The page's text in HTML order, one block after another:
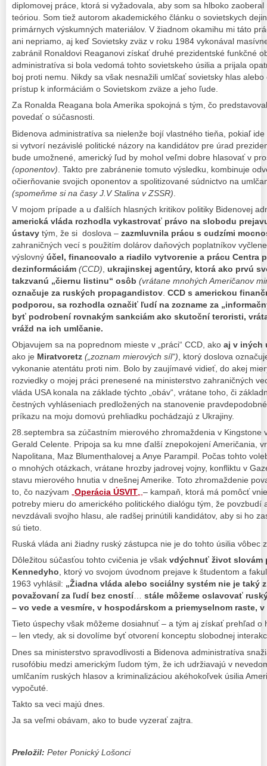
diplomovej práce, ktorá si vyžadovala, aby som sa hlboko
teóriou. Som tiež autorom akademického článku o sovietskych
primárnych výskumných materiálov. V žiadnom okamihu mi táto
ani nepriamo, aj keď Sovietsky zväz v roku 1984 vykonával
zabránil Ronaldovi Reaganovi získať druhé prezidentské funkčné
administratíva si bola vedomá tohto sovietskeho úsilia a prijala
boj proti nemu. Nikdy sa však nesnažili umlčať sovietsky hlas
prístup k informáciám o Sovietskom zväze a jeho ľude.
Za Ronalda Reagana bola Amerika spokojná s tým, čo
povedať o súčasnosti.
Bidenova administratíva sa nielenže bojí vlastného tieňa, pokiaľ
si vytvorí nezávislé politické názory na kandidátov pre úrad
bude umožnené, americký ľud by mohol veľmi dobre hlasovať v
(oponentov) . Takto pre zabránenie tomuto výsledku, kombinuje
očierňovanie svojich oponentov a spolitizované súdnictvo na
(spomeňme si na časy J.V Stalina v ZSSR)
V mojom prípade a u ďalších hlasných kritikov politiky Bidenovej
americká vláda rozhodla vykastrovať právo na slobodu
ústavy tým, že si doslova – zazmluvnila prácu s cudzími
zahraničných vecí s použitím dolárov daňových poplatníkov
výslovný účel, financovalo a riadilo vytvorenie a prácu Centra
dezinformáciám (CCD) ukrajinskej agentúry, ktorá ako prvú
takzvanú „čiernu listinu“ osôb (vrátane mnohých Američanov
označuje za ruských propagandistov CCD s americkou
podporou, sa rozhodla označiť ľudí na zozname za
byť podrobení rovnakým sankciám ako skutoční teroristi,
vrážd na ich umlčanie.
Objavujem sa na poprednom mieste v „práci“ CCD, ako aj v iných
ako je Miratvoretz („zoznam mierových síl“) , ktorý doslova
vykonanie atentátu proti nim. Bolo by zaujímavé vidieť, do akej
rozviedky o mojej práci prenesené na ministerstvo zahraničných
vláda USA konala na základe týchto „obáv“, vrátane toho, či
čestných vyhláseniach predložených na stanovenie
príkazu na moju domovú prehliadku pochádzajú z Ukrajiny.
28.septembra sa zúčastním mierového zhromaždenia v Kingstone
Gerald Celente. Pripoja sa ku mne ďalší znepokojení Američania,
Napolitana, Maz Blumenthalovej a Anye Parampil. Počas tohto
o mnohých otázkach, vrátane hrozby jadrovej vojny, konfliktu v
stavu mierového hnutia v dnešnej Amerike. Toto zhromaždenie
to, čo nazývam
Operácia ÚSVIT – kampaň, ktorá má pomôcť
potreby mieru do amerického politického dialógu tým, že povzbudí
nevzdávali svojho hlasu, ale radšej prinútili kandidátov, aby si ho
sú tieto.
Ruská vláda ani žiadny ruský zástupca nie je do tohto úsilia vôbec
Dôležitou súčasťou tohto cvičenia je však vdýchnuť život slovám
Kennedyho, ktorý vo svojom úvodnom prejave k študentom a
1963 vyhlásil: „Žiadna vláda alebo sociálny systém nie je taký
považovaní za ľudí bez cností… stále môžeme oslavovať
– vo vede a vesmíre, v hospodárskom a priemyselnom raste,
Tieto úspechy však môžeme dosiahnuť – a tým aj získať prehľad o
– len vtedy, ak si dovolíme byť otvorení konceptu slobodnej
Dnes sa ministerstvo spravodlivosti a Bidenova administratíva
rusofóbiu medzi americkým ľudom tým, že ich udržiavajú v
umlčaním ruských hlasov a kriminalizáciou akéhokoľvek úsilia
vypočuté.
Takto sa veci majú dnes.
Ja sa veľmi obávam, ako to bude vyzerať zajtra.
Preložil: Peter Ponický Lošonci